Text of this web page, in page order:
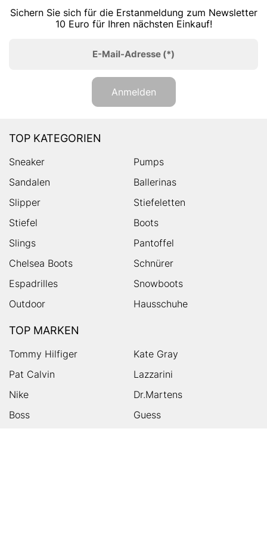
Sichern Sie sich für die Erstanmeldung zum Newsletter
10 Euro für Ihren nächsten Einkauf!
E-Mail-Adresse (*)
Anmelden
TOP KATEGORIEN
Sneaker
Pumps
Sandalen
Ballerinas
Slipper
Stiefeletten
Stiefel
Boots
Slings
Pantoffel
Chelsea Boots
Schnürer
Espadrilles
Snowboots
Outdoor
Hausschuhe
TOP MARKEN
Tommy Hilfiger
Kate Gray
Pat Calvin
Lazzarini
Nike
Dr.Martens
Boss
Guess